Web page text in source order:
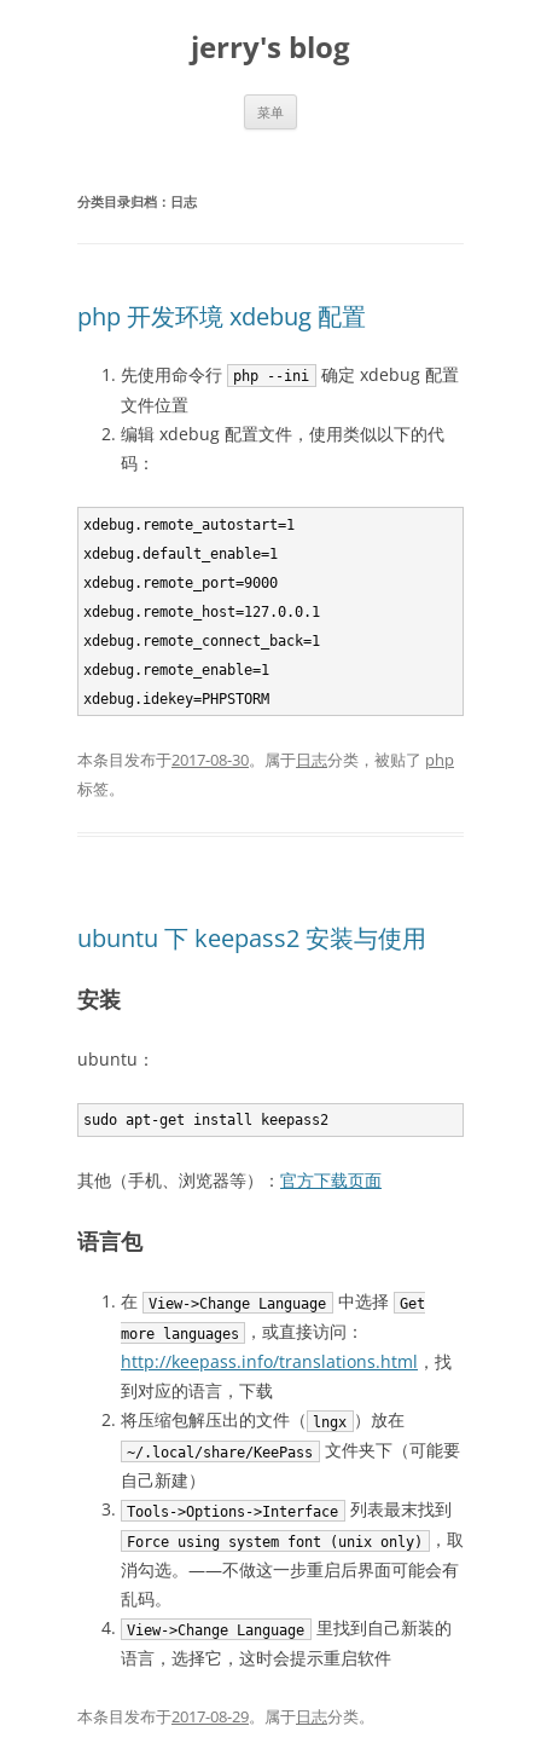
jerry's blog
菜单
分类目录归档： 日志
php 开发环境 xdebug 配置
先使用命令行 php --ini
确定 xdebug 配置
文件位置
编辑 xdebug 配置文件，使用类似以下的代
码：
xdebug.remote_autostart=1
xdebug.default_enable=1
xdebug.remote_port=9000
xdebug.remote_host=127.0.0.1
xdebug.remote_connect_back=1
xdebug.remote_enable=1
本条目发布于2017-08-30。属于日志分类，被贴了 php
标签。
ubuntu 下 keepass2 安装与使用
安装
ubuntu：
其他（手机、浏览器等）： 官方下载页面
语言包
在 View->Change Language 中选择
Get
more languages
，或直接访问：
http://keepass.info/translations.html ，找
到对应的语言，下载
将压缩包解压出的文件（ lngx ）放在
~/.local/share/KeePass
文件夹下（可能要
自己新建）
Tools->Options->Interface 列表最末找到
Force using system font (unix only)
，取
消勾选。——不做这一步重启后界面可能会有
乱码。
View->Change Language
里找到自己新装的
语言，选择它，这时会提示重启软件
本条目发布于2017-08-29。属于日志分类。